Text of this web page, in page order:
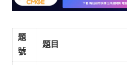
題
號
題目